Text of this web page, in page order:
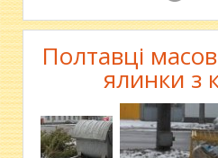
Полтавці
ялинки з